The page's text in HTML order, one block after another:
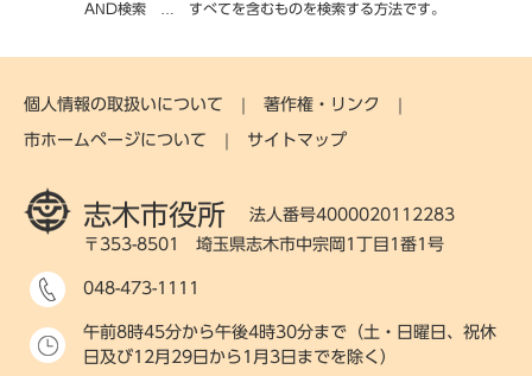
AND検索
すべてを含むものを検索する方法です。
個人情報の取扱いについて 著作権・リンク
市ホームページについて サイトマップ
志木市役所
法人番号4000020112283
〒353-8501 埼玉県志木市中宗岡1丁目1番1号
048-473-1111
午前8時45分から午後4時30分まで（土・日曜日、祝休
日及び12月29日から1月3日までを除く）